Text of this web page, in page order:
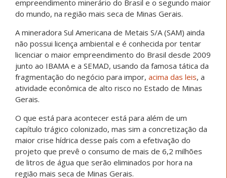
empreendimento minerário do Brasil e o segundo maior
do mundo, na região mais seca de Minas Gerais.
A mineradora Sul Americana de Metais S/A (SAM) ainda
não possui licença ambiental e é conhecida por tentar
licenciar o maior empreendimento do Brasil desde 2009
junto ao IBAMA e a SEMAD, usando da famosa tática da
fragmentação do negócio para impor, acima das leis, a
atividade econômica de alto risco no Estado de Minas
Gerais.
O que está para acontecer está para além de um
capítulo trágico colonizado, mas sim a concretização da
maior crise hídrica desse país com a efetivação do
projeto que prevê o consumo de mais de 6,2 milhões
de litros de água que serão eliminados por hora na
região mais seca de Minas Gerais.